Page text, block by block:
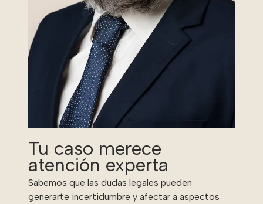
Tu caso merece
atención experta
Sabemos que las dudas legales pueden
generarte incertidumbre y afectar a aspectos